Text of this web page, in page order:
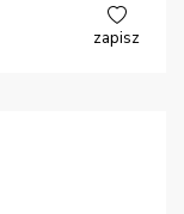
zapisz